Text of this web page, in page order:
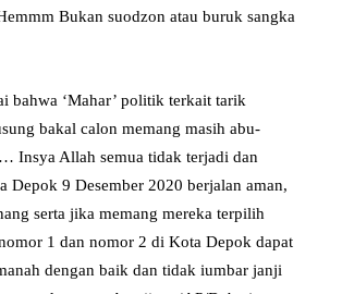
Bukan suodzon atau buruk sangka
bahwa ‘Mahar’ politik terkait tarik
bakal calon memang masih abu-
Insya Allah semua tidak terjadi dan
Depok 9 Desember 2020 berjalan aman,
serta jika memang mereka terpilih
1 dan nomor 2 di Kota Depok dapat
dengan baik dan tidak iumbar janji